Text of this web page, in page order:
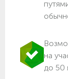
на
до 50